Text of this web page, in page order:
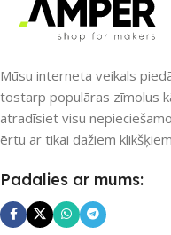
PIEEJAMS UZREIZ
Nē
UZREIZ PIEEJAMAIS
SKAITS
Mūsu interneta veikals
tostarp populāras zīmolus
atradīsiet visu
ērtu ar tikai dažiem
Padalies ar mums: